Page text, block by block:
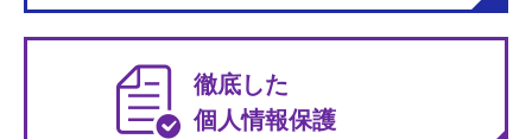
徹底した
個人情報保護